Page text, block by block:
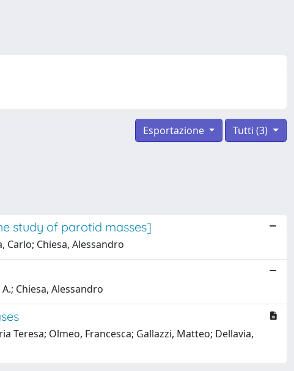
Tutti (3)
Esportazione
study of parotid masses]
Carlo; Chiesa, Alessandro
Chiesa, Alessandro
Teresa; Olmeo, Francesca; Gallazzi, Matteo; Dellavia,